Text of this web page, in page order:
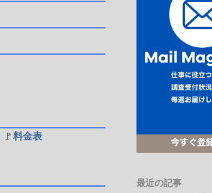
🚩 料金表
最近の記事